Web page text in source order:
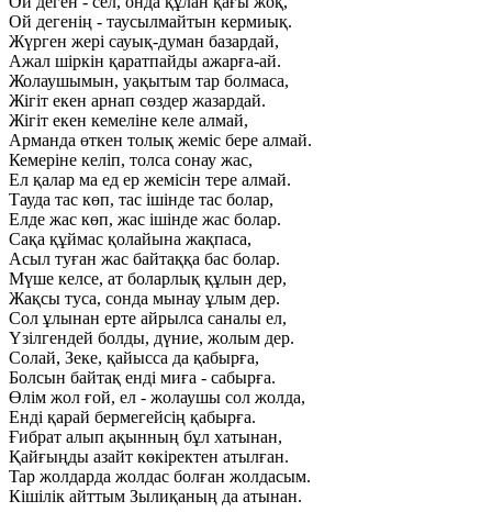
Ой дегенің - таусылмайтын кермиық.
Жүрген жері сауық-думан базардай,
Ажал шіркін қаратпайды ажарға-ай.
Жолаушымын, уақытым тар болмаса,
Жігіт екен арнап сөздер жазардай.
Жігіт екен кемеліне келе алмай,
Арманда өткен толық жеміс бере алмай.
Кемеріне келіп, толса сонау жас,
Ел қалар ма ед ер жемісін тере алмай.
Тауда тас көп, тас ішінде тас болар,
Елде жас көп, жас ішінде жас болар.
Сақа құймас қолайына жақпаса,
Асыл туған жас байтаққа бас болар.
Мүше келсе, ат боларлық құлын дер,
Жақсы туса, сонда мынау ұлым дер.
Сол ұлынан ерте айрылса саналы ел,
Үзілгендей болды, дүние, жолым дер.
Солай, Зеке, қайысса да қабырға,
Болсын байтақ енді миға - сабырға.
Өлім жол ғой, ел - жолаушы сол жолда,
Енді қарай бермегейсің қабырға.
Ғибрат алып ақынның бұл хатынан,
Қайғыңды азайт көкіректен атылған.
Tap жолдарда жолдас болған жолдасым.
Кішілік айттым Зылиқаның да атынан.